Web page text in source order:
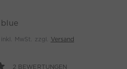
inkl. MwSt. zzgl. Versand
2 BEWERTUNGEN